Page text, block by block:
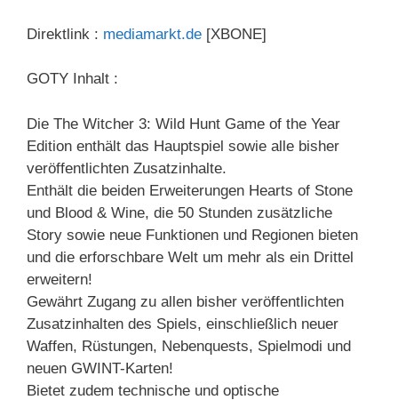
Direktlink : mediamarkt.de [XBONE]
GOTY Inhalt :
Die The Witcher 3: Wild Hunt Game of the Year
Edition enthält das Hauptspiel sowie alle bisher
veröffentlichten Zusatzinhalte.
Enthält die beiden Erweiterungen Hearts of Stone
und Blood & Wine, die 50 Stunden zusätzliche
Story sowie neue Funktionen und Regionen bieten
und die erforschbare Welt um mehr als ein Drittel
erweitern!
Gewährt Zugang zu allen bisher veröffentlichten
Zusatzinhalten des Spiels, einschließlich neuer
Waffen, Rüstungen, Nebenquests, Spielmodi und
neuen GWINT-Karten!
Bietet zudem technische und optische